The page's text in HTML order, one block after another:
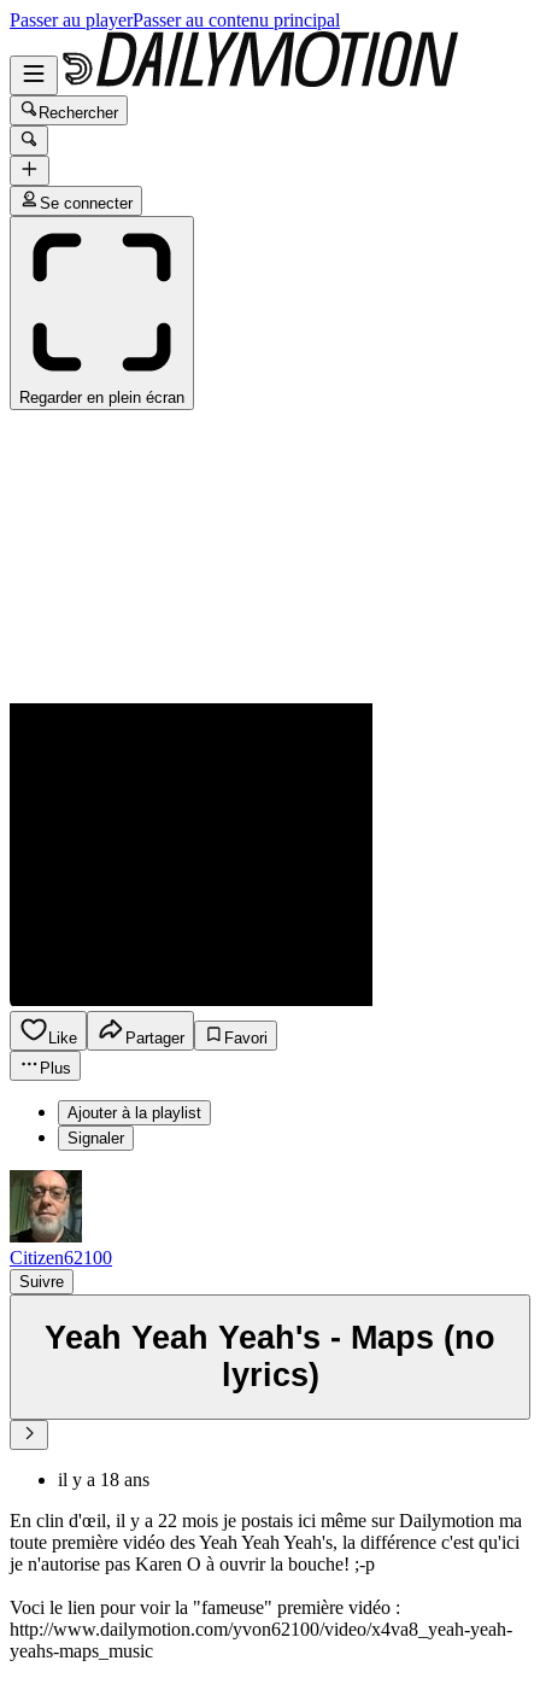
Passer au playerPasser au contenu principal
Rechercher
Se connecter
Regarder en plein écran
Like Partager
Favori
Plus
Ajouter à la playlist
Signaler
Citizen62100
Suivre
Yeah Yeah Yeah's - Maps (no
lyrics)
il y a 18 ans
En clin d'œil, il y a 22 mois je postais ici même sur Dailymotion ma
toute première vidéo des Yeah Yeah Yeah's, la différence c'est qu'ici
je n'autorise pas Karen O à ouvrir la bouche! ;-p
Voci le lien pour voir la "fameuse" première vidéo :
http://www.dailymotion.com/yvon62100/video/x4va8_yeah-yeah-
yeahs-maps_music